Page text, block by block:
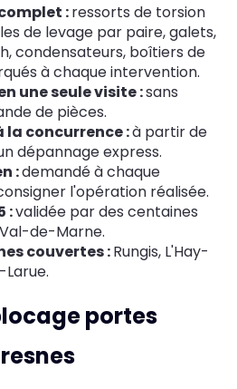
:ressorts de torsion
de levage par paire, galets,
condensateurs, boîtiers de
à chaque intervention.
une seule visite :sans
de pièces.
la concurrence :à partir de
dépannage express.
:demandé à chaque
l'opération réalisée.
:validée par des centaines
de-Marne.
couvertes :Rungis, L'Hay-
Larue.
portes